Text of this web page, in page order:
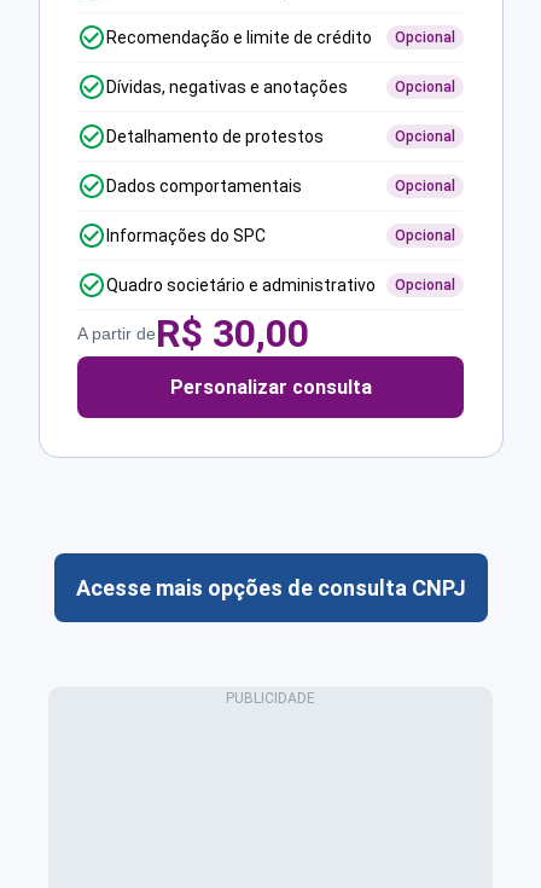
Recomendação e limite de crédito Opcional
Dívidas, negativas e anotações Opcional
Detalhamento de protestos Opcional
Dados comportamentais Opcional
Informações do SPC Opcional
Quadro societário e administrativo Opcional
A partir deR$ 30,00
Personalizar consulta
Acesse mais opções de consulta CNPJ